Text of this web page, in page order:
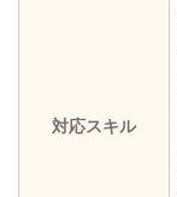
対応スキル